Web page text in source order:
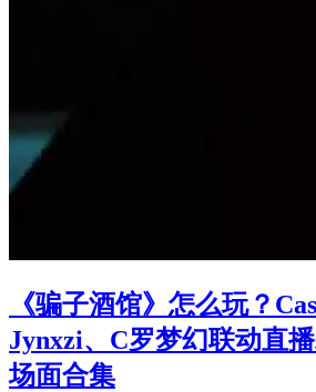
《骗子酒馆》怎么玩？
Jynxzi、C罗梦幻联动直
场面合集